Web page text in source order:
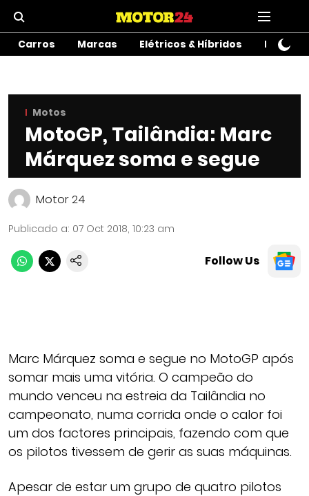
Carros Marcas Elétricos & Híbridos Motos
Motos
MotoGP, Tailândia: Marc
Márquez soma e segue
Motor 24
Publicado a: 07 Oct 2018, 10:23 am
Follow Us
Marc Márquez soma e segue no MotoGP após
somar mais uma vitória. O campeão do
mundo venceu na estreia da Tailândia no
campeonato, numa corrida onde o calor foi
um dos factores principais, fazendo com que
os pilotos tivessem de gerir as suas máquinas.
Apesar de estar um grupo de quatro pilotos